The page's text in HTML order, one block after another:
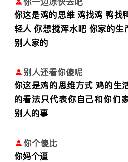
你一边凉快去吧
你这是鸡的思维 鸡找鸡 鸭找
轻人 你想搅浑水吧 你家的生
别人家的
别人还看你傻呢
你这是鸡的思维方式 鸡的生
的看法只代表你自己和你们
别人的事
你个傻比
你妈个逼